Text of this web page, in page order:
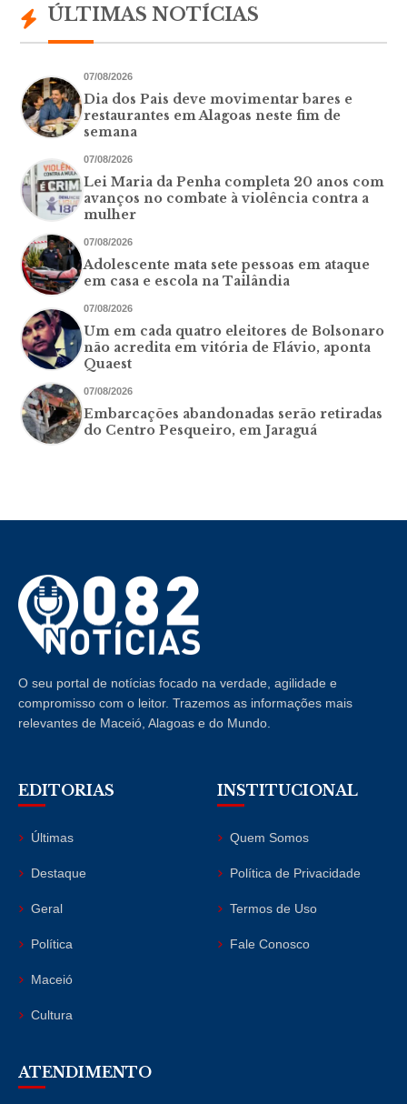
ÚLTIMAS NOTÍCIAS
07/08/2026
Dia dos Pais deve movimentar bares e
restaurantes em Alagoas neste fim de
semana
07/08/2026
Lei Maria da Penha completa 20 anos com
avanços no combate à violência contra a
mulher
07/08/2026
Adolescente mata sete pessoas em ataque
em casa e escola na Tailândia
07/08/2026
Um em cada quatro eleitores de Bolsonaro
não acredita em vitória de Flávio, aponta
Quaest
07/08/2026
Embarcações abandonadas serão retiradas
do Centro Pesqueiro, em Jaraguá
O seu portal de notícias focado na verdade, agilidade e
compromisso com o leitor. Trazemos as informações mais
relevantes de Maceió, Alagoas e do Mundo.
EDITORIAS
Últimas
Destaque
Geral
Política
Maceió
Cultura
INSTITUCIONAL
Quem Somos
Política de Privacidade
Termos de Uso
Fale Conosco
ATENDIMENTO